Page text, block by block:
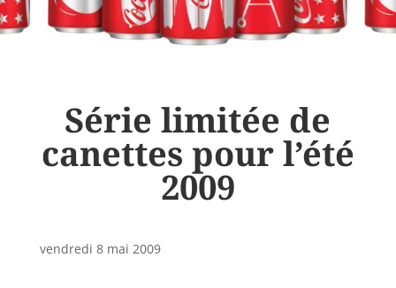
Série limitée de
canettes pour l’été
2009
vendredi 8 mai 2009